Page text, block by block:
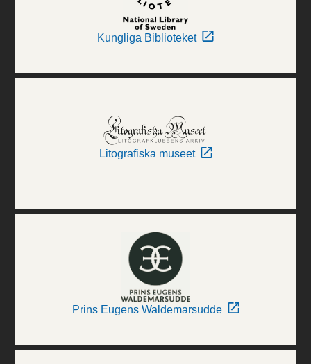
Kungliga Biblioteket
Litografiska museet
Prins Eugens Waldemarsudde